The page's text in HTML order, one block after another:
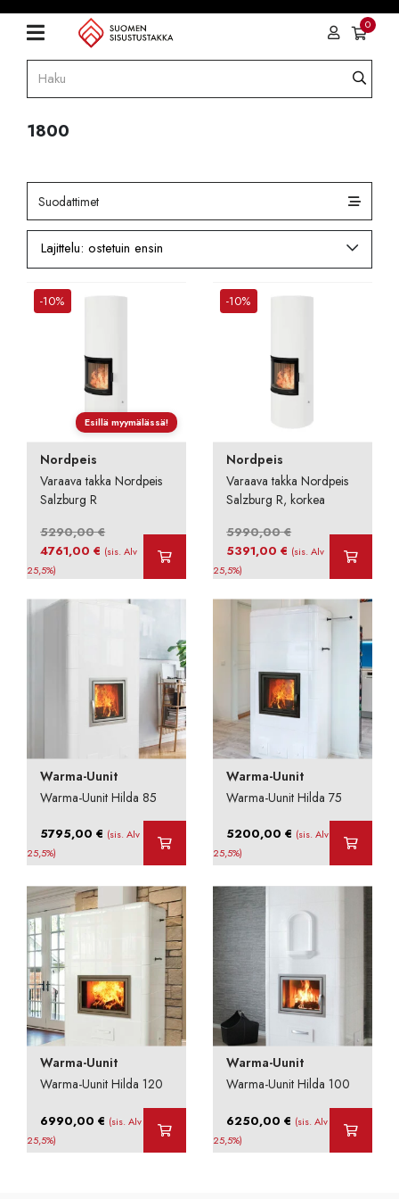
0
1800
Suodattimet
Esillä myymälässä!
-10%
Nordpeis
Varaava takka Nordpeis
Salzburg R
5290,00€
Alkuperäinen
hinta
5290,00 €.
4761,00€ Nykyinen
4761,00 €.
(sis. Alv
25,5%)
-10%
Nordpeis
Varaava takka Nordpeis
Salzburg R, korkea
5990,00€
Alkuperäinen
hinta
5990,00 €.
5391,00€ Nykyinen
5391,00 €.
(sis. Alv
25,5%)
Warma-Uunit
Warma-Uunit Hilda 85
5795,00€ (sis. Alv
25,5%)
Warma-Uunit
Warma-Uunit Hilda 75
5200,00€ (sis. Alv
25,5%)
Warma-Uunit
Warma-Uunit Hilda 120
6990,00€ (sis. Alv
25,5%)
Warma-Uunit
Warma-Uunit Hilda 100
6250,00€ (sis. Alv
25,5%)